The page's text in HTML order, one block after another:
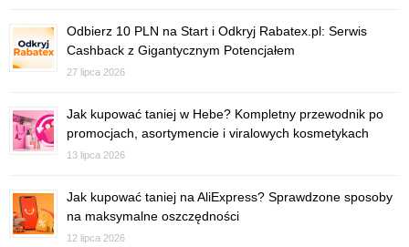
Odbierz 10 PLN na Start i Odkryj Rabatex.pl: Serwis
Cashback z Gigantycznym Potencjałem
27 lipca 2026
Jak kupować taniej w Hebe? Kompletny przewodnik po
promocjach, asortymencie i viralowych kosmetykach
13 lipca 2026
Jak kupować taniej na AliExpress? Sprawdzone sposoby
na maksymalne oszczędności
12 lipca 2026